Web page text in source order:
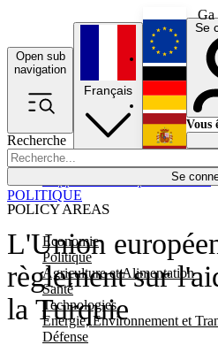
Ga
Open sub
navigation
Recherche
Se
POLICY AREAS
Economie
Politique
Agriculture et Alimentation
Santé
Technologies
Energie, Environnement et
Défense
Économie
Français
Se
Vous
L'Union
règlement sur
la Turquie
POLITIQUE